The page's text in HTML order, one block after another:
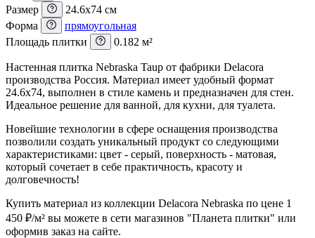
Размер
24.6x74 см
Форма
прямоугольная
Площадь плитки
0.182 м²
Настенная плитка Nebraska Taup от фабрики Delacora
производства Россия. Материал имеет удобный формат
24.6x74, выполнен в стиле камень и предназначен для стен.
Идеальное решение для ванной, для кухни, для туалета.
Новейшие технологии в сфере оснащения производства
позволили создать уникальный продукт со следующими
характеристиками: цвет - серый, поверхность - матовая,
который сочетает в себе практичность, красоту и
долговечность!
Купить материал из коллекции Delacora Nebraska по цене 1
450 ₽/м² вы можете в сети магазинов "Планета плитки" или
оформив заказ на сайте.